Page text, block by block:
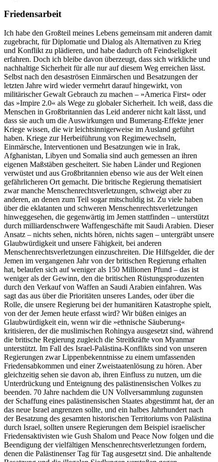
Friedensarbeit
Ich habe den Großteil meines Lebens gemeinsam mit anderen damit
zugebracht, für Diplomatie und Dialog als Alternativen zu Krieg
und Konflikt zu plädieren, und habe dadurch oft Feindseligkeit
erfahren. Doch ich bleibe davon überzeugt, dass sich wirkliche und
nachhaltige Sicherheit für alle nur auf diesem Weg erreichen lässt.
Selbst nach den desaströsen Einmärschen und Besatzungen der
letzten Jahre wird wieder vermehrt darauf hingewirkt, von
militärischer Gewalt Gebrauch zu machen – »America First« oder
das »Impire 2.0« als Wege zu globaler Sicherheit. Ich weiß, dass die
Menschen in Großbritannien das Leid anderer nicht kalt lässt, und
dass sie auch um die Auswirkungen und Bumerang-Effekte jener
Kriege wissen, die wir leichtsinnigerweise im Ausland geführt
haben. Kriege zur Herbeiführung von Regimewechseln,
Einmärsche, Interventionen und Besatzungen wie in Irak,
Afghanistan, Libyen und Somalia sind auch gemessen an ihren
eigenen Maßstäben gescheitert. Sie haben Länder und Regionen
verwüstet und aus Großbritannien ebenso wie aus der Welt einen
gefährlicheren Ort gemacht. Die britische Regierung thematisiert
zwar manche Menschenrechtsverletzungen, schweigt aber zu
anderen, an denen zum Teil sogar mitschuldig ist. Zu viele haben
über die eklatanten und schweren Menschenrechtsverletzungen
hinweggesehen, die gegenwärtig im Jemen stattfinden – unterstützt
durch milliardenschwere Waffengeschäfte mit Saudi Arabien. Dieser
Ansatz – nichts sehen, nichts hören, nichts sagen – untergräbt unsere
Glaubwürdigkeit und unsere Fähigkeit, bei anderen
Menschenrechtsverletzungen einzuschreiten. Die Hilfsgelder, die der
Jemen im vergangenen Jahr von der britischen Regierung erhalten
hat, belaufen sich auf weniger als 150 Millionen Pfund – das ist
weniger als der Gewinn, den die britischen Rüstungsproduzenten
durch den Verkauf von Waffen an Saudi Arabien einfahren. Was
sagt das aus über die Prioritäten unseres Landes, oder über die
Rolle, die unsere Regierung bei der humanitären Katastrophe spielt,
von der der Jemen heute erfasst wird? Wir büßen einiges an
Glaubwürdigkeit ein, wenn wir die »ethnische Säuberung«
kritisieren, der die muslimischen Rohingya ausgesetzt sind, während
die britische Regierung zugleich die Streitkräfte von Myanmar
unterstützt. Im Fall des Israel-Palästina-Konflikts sind von unseren
Regierungen zwar Lippenbekenntnisse zu einem umfassenden
Friedensabkommen und einer Zweistaatenlösung zu hören. Aber
gleichzeitig sehen sie davon ab, ihren Einfluss zu nutzen, um die
Unterdrückung und Enteignung des palästinensischen Volkes zu
beenden. 70 Jahre nachdem die UN Vollversammlung zugunsten
der Schaffung eines palästinensischen Staates abgestimmt hat, der an
das neue Israel angrenzen sollte, und ein halbes Jahrhundert nach
der Besatzung des gesamten historischen Territoriums von Palästina
durch Israel, sollten unsere Regierungen dem Beispiel israelischer
Friedensaktivisten wie Gush Shalom und Peace Now folgen und die
Beendigung der vielfältigen Menschenrechtsverletzungen fordern,
denen die Palästinenser Tag für Tag ausgesetzt sind. Die anhaltende